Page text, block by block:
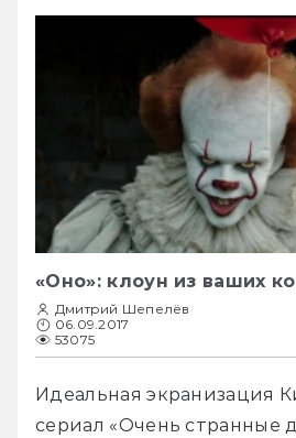
«Оно»: клоун из ваших
Дмитрий Шепелёв
06.09.2017
53075
Идеальная экранизация
сериал «Очень странные